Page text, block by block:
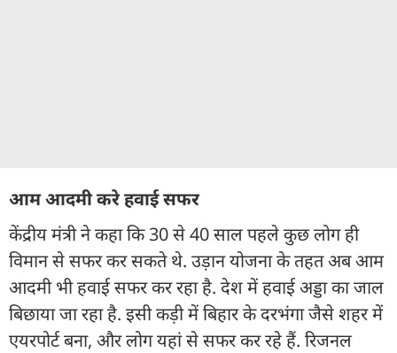
आम आदमी करे हवाई सफर
केंद्रीय मंत्री ने कहा कि 30 से 40 साल पहले कुछ लोग ही
विमान से सफर कर सकते थे. उड़ान योजना के तहत अब आम
आदमी भी हवाई सफर कर रहा है. देश में हवाई अड्डा का जाल
बिछाया जा रहा है. इसी कड़ी में बिहार के दरभंगा जैसे शहर में
एयरपोर्ट बना, और लोग यहां से सफर कर रहे हैं. रिजनल